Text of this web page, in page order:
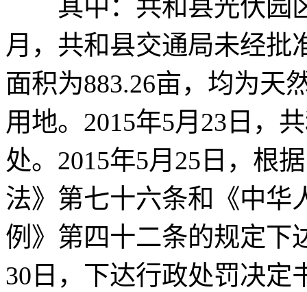
其中：共和县光伏园区
月，共和县交通局未经批
面积为883.26亩，均为天
用地。2015年5月23日，
处。2015年5月25日，根
法》第七十六条和《中华
例》第四十二条的规定下
30日，下达行政处罚决定